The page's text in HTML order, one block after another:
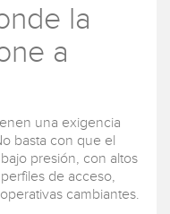
la
a
una exigencia
basta con que el
presión, con altos
de acceso,
cambiantes.